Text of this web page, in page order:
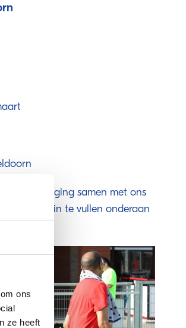
ons
ze heeft
van beweging samen met ons
formulier in te vullen onderaan